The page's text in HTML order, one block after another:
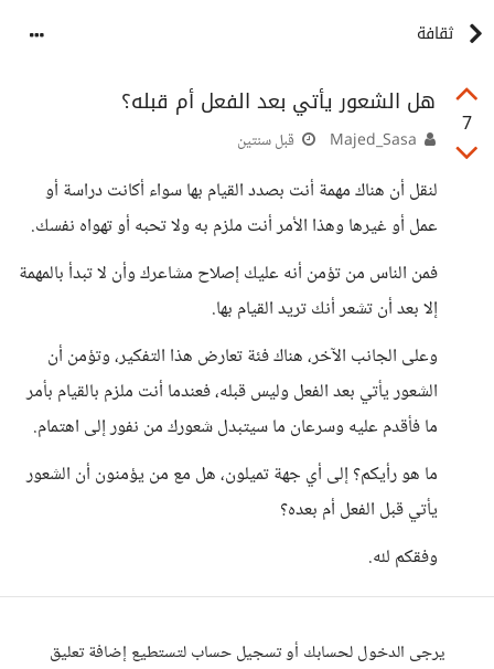
ثقافة
7
هل الشعور يأتي بعد الفعل أم قبله؟
قبل سنتين
لنقل أن هناك مهمة أنت بصدد القيام بها سواء أكانت دراسة أو
عمل أو غيرها وهذا الأمر أنت ملزم به ولا تحبه أو تهواه نفسك.
فمن الناس من تؤمن أنه عليك إصلاح مشاعرك وأن لا تبدأ بالمهمة
إلا بعد أن تشعر أنك تريد القيام بها.
وعلى الجانب الآخر، هناك فئة تعارض هذا التفكير، وتؤمن أن
الشعور يأتي بعد الفعل وليس قبله، فعندما أنت ملزم بالقيام بأمر
ما فأقدم عليه وسرعان ما سيتبدل شعورك من نفور إلى اهتمام.
ما هو رأيكم؟ إلى أي جهة تميلون، هل مع من يؤمنون أن الشعور
يأتي قبل الفعل أم بعده؟
وفقكم لله.
يرجى الدخول لحسابك أو تسجيل حساب لتستطيع إضافة تعليق